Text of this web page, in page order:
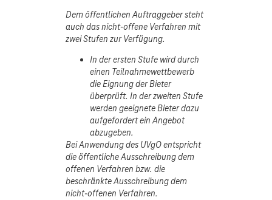
Dem öffentlichen Auftraggeber steht
auch das nicht-offene Verfahren mit
zwei Stufen zur Verfügung.
In der ersten Stufe wird durch
einen Teilnahmewettbewerb
die Eignung der Bieter
überprüft. In der zweiten Stufe
werden geeignete Bieter dazu
aufgefordert ein Angebot
abzugeben.
Bei Anwendung des UVgO entspricht
die öffentliche Ausschreibung dem
offenen Verfahren bzw. die
beschränkte Ausschreibung dem
nicht-offenen Verfahren.